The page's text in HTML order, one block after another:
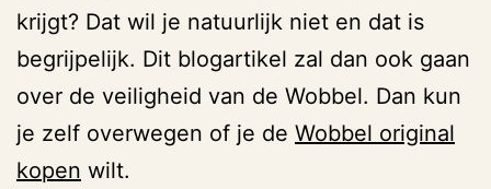
krijgt? Dat wil je natuurlijk niet en dat is
begrijpelijk. Dit blogartikel zal dan ook gaan
over de veiligheid van de Wobbel. Dan kun
je zelf overwegen of je de Wobbel original
kopen wilt.